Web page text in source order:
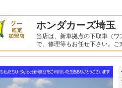
ホンダカーズ埼
当店は、新車拠点の下取車（
で、修理等もお任せ下さい。ご